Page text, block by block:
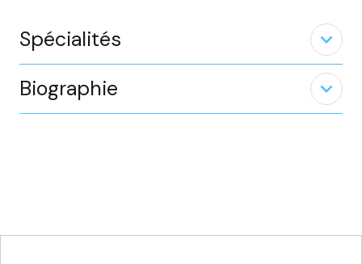
Spécialités expand_less
Biographie expand_less